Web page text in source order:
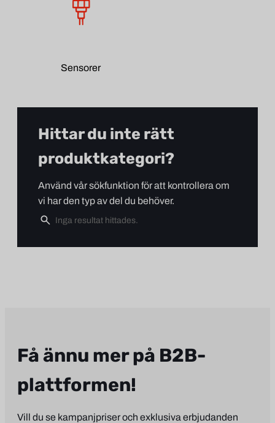
Sensorer
Hittar du inte rätt
produktkategori?
Använd vår sökfunktion för att kontrollera om
vi har den typ av del du behöver.
Få ännu mer på B2B-
plattformen!
Vill du se kampanjpriser och exklusiva erbjudanden